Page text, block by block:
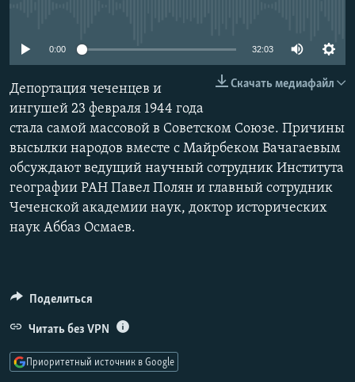
Все сайты РСЕ/РС
0:00 32:03
Скачать медиафайл
Депортация чеченцев и
ингушей 23 февраля 1944 года
стала самой массовой в Советском Союзе. Причины
высылки народов вместе с Майрбеком Вачагаевым
обсуждают ведущий научный сотрудник Института
географии РАН Павел Полян и главный сотрудник
Чеченской академии наук, доктор исторических
наук Аббаз Осмаев.
Поделиться
Читать без VPN
Приоритетный источник в Google